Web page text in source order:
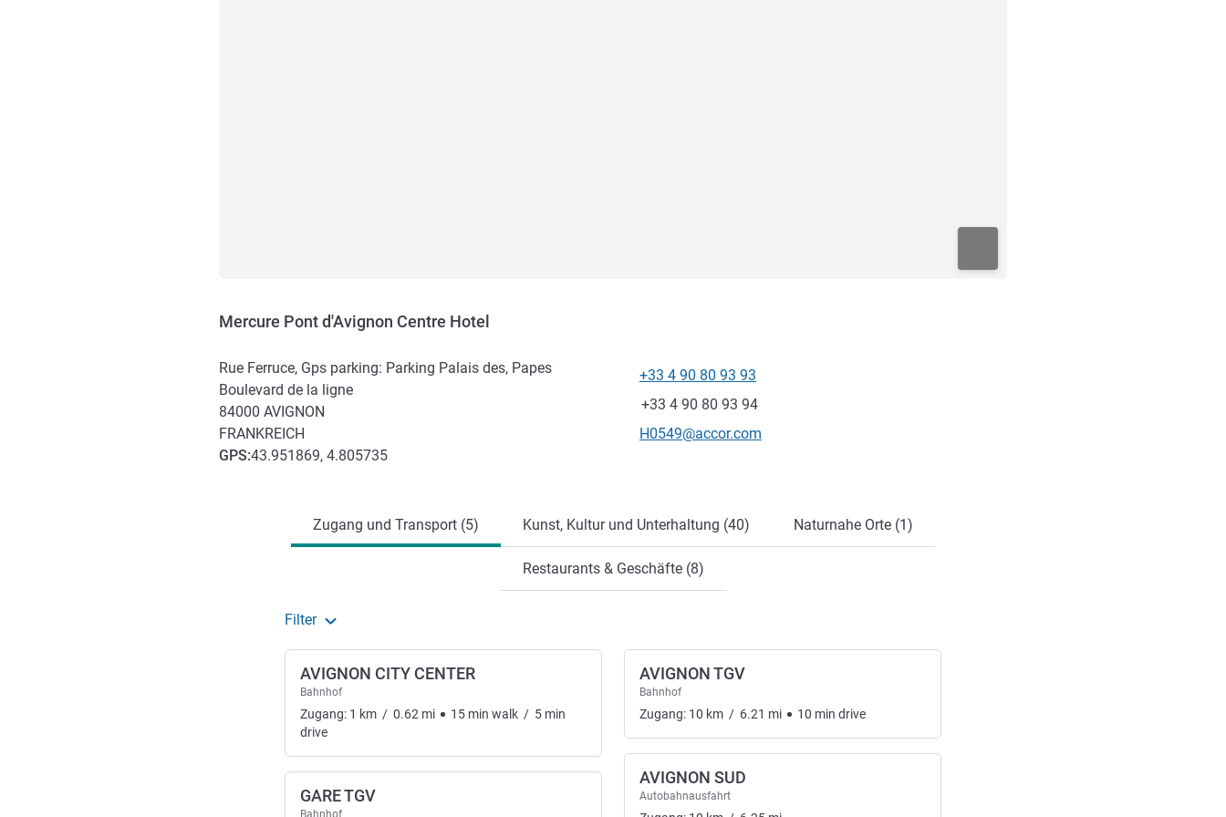
Mercure Pont d'Avignon Centre Hotel
Rue Ferruce, Gps parking: Parking Palais des, Papes
Boulevard de la ligne
84000 AVIGNON
FRANKREICH
GPS:43.951869, 4.805735
+33 4 90 80 93 93
Fax
+33 4 90 80 93 94
Kontakt-E-Mail
H0549@accor.com
Zugang und Transport (5) Kunst, Kultur und Unterhaltung (40) Naturnahe Orte (1)
Restaurants & Geschäfte (8)
Filter
AVIGNON CITY CENTER
Bahnhof
Zugang: 1 km / 0.62 mi 15 min walk / 5 min
drive
GARE TGV
AVIGNON TGV
Bahnhof
Zugang: 10 km / 6.21 mi 10 min drive
AVIGNON SUD
Autobahnausfahrt